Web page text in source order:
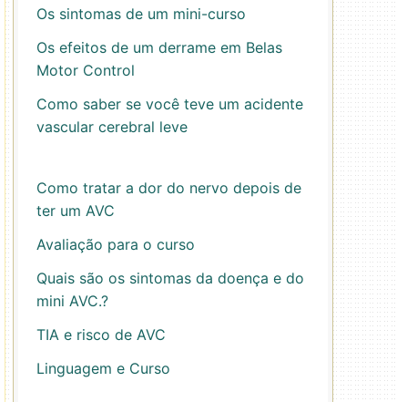
Os sintomas de um mini-curso
Os efeitos de um derrame em Belas
Motor Control
Como saber se você teve um acidente
vascular cerebral leve
Como tratar a dor do nervo depois de
ter um AVC
Avaliação para o curso
Quais são os sintomas da doença e do
mini AVC.?
TIA e risco de AVC
Linguagem e Curso